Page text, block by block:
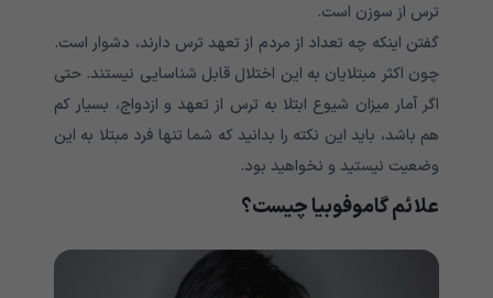
ترس از سوزن است.
گفتن اینکه چه تعداد از مردم از تعهد ترس دارند، دشوار است.
چون اکثر مبتلایان به این اختلال قابل شناسایی نیستند. حتی
اگر آمار میزان شیوع ابتلا به ترس از تعهد و ازدواج، بسیار کم
هم باشد، باید این نکته را بدانید که شما تنها فرد مبتلا به این
وضعیت نیستید و نخواهید بود.
علائم گاموفوبیا چیست؟